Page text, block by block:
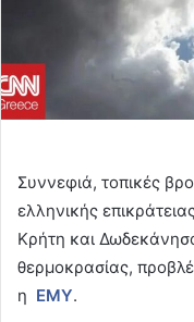
Συννεφιά, τοπικές
ελληνικής
Κρήτη και
θερμοκρασίας,
η ΕΜΥ.